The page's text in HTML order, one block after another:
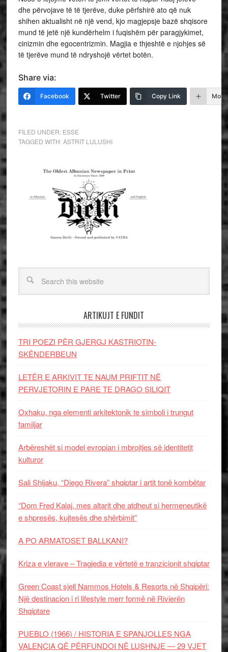
dhe përvojave të të tjerëve, duke përfshirë ato që nuk
shihen aktualisht në një vend, kjo magjepsje bazë shqisore
mund të jetë një kundërhelm i fuqishëm për paragjykimet,
cinizmin dhe egocentrizmin. Magjia e thjeshtë e njohjes së
të tjerëve mund të ndryshojë vërtet botën.
Share via:
Facebook Twitter Copy Link More
FILED UNDER: ESSE
TAGGED WITH:ASTRIT LULUSHI
ARTIKUJT E FUNDIT
TRI POEZI PËR GJERGJ KASTRIOTIN-
SKËNDERBEUN
LETËR E ARKIVIT TE NAUM PRIFTIT NË
PERVJETORIN E PARE TE DRAGO SILIQIT
Oxhaku, nga elementi arkitektonik te simboli i trungut
familjar
Arbëreshët si model evropian i mbrojtjes së identitetit
kulturor
Sali Shijaku, “Diego Rivera” shqiptar i artit tonë kombëtar
“Dom Fred Kalaj, mes altarit dhe atdheut si hermeneutikë
e shpresës, kujtesës dhe shërbimit”
A PO ARMATOSET BALLKANI?
Kriza e vlerave – Tragjedia e vërtetë e tranzicionit shqiptar
Green Coast sjell Nammos Hotels & Resorts në Shqipëri:
Një destinacion i ri lifestyle merr formë në Rivierën
Shqiptare
PUEBLO (1966) / HISTORIA E SPANJOLLES NGA
VALENCIA QË PËRFUNDOI NË LUSHNJE — 29 VJET